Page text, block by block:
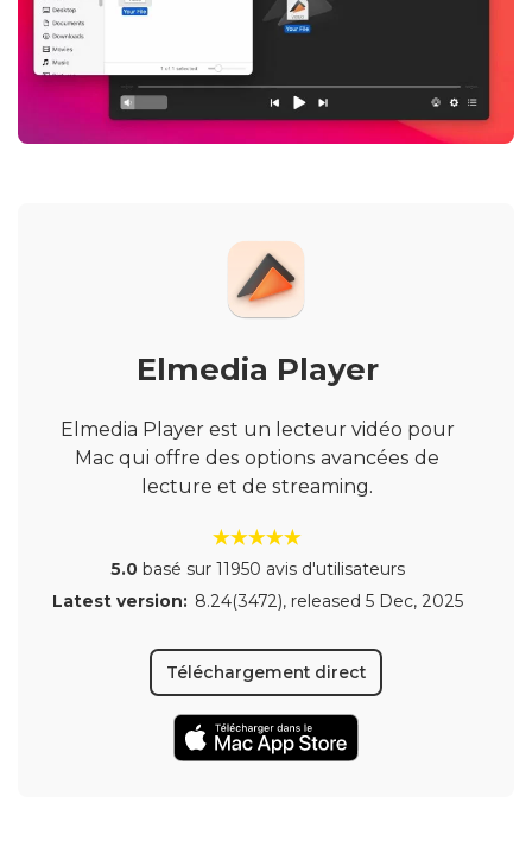
Elmedia Player
Elmedia Player est un lecteur vidéo pour
Mac qui offre des options avancées de
lecture et de streaming.
5.0 basé sur 11950 avis d'utilisateurs
Latest version: 8.24(3472), released 5 Dec, 2025
Téléchargement direct